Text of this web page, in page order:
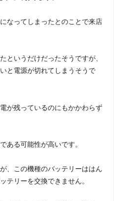
なってしまったとのことで来店
というだけだったそうですが、
と電源が切れてしまうそうで
が残っているのにもかかわらず
ある可能性が高いです。
、この機種のバッテリーははん
テリーを交換できません。